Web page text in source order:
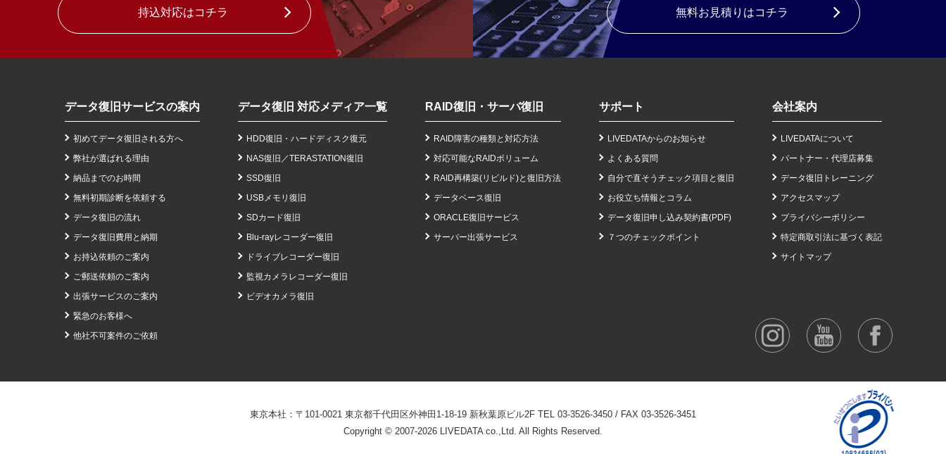
持込対応はコチラ 無料お見積りはコチラ
データ復旧サービスの案内
初めてデータ復旧される方へ
弊社が選ばれる理由
納品までのお時間
無料初期診断を依頼する
データ復旧の流れ
データ復旧費用と納期
お持込依頼のご案内
ご郵送依頼のご案内
出張サービスのご案内
緊急のお客様へ
他社不可案件のご依頼
データ復旧 対応メディア一覧
HDD復旧・ハードディスク復元
NAS復旧 ／TERASTATION復旧
SSD復旧
USBメモリ復旧
SDカード復旧
Blu-rayレコーダー復旧
ドライブレコーダー復旧
監視カメラレコーダー復旧
ビデオカメラ復旧
RAID復旧・サーバ復旧
RAID障害の種類と対応方法
対応可能なRAIDボリューム
RAID再構築(リビルド)と復旧方法
データベース復旧
ORACLE復旧サービス
サーバー出張サービス
サポート
LIVEDATAからのお知らせ
よくある質問
自分で直そうチェック項目と復旧
お役立ち情報とコラム
データ復旧申し込み契約書(PDF)
７つのチェックポイント
会社案内
LIVEDATAについて
パートナー・代理店募集
データ復旧トレーニング
アクセスマップ
プライバシーポリシー
特定商取引法に基づく表記
サイトマップ
東京本社：〒101-0021 東京都千代田区外神田1-18-19 新秋葉原ビル2F TEL 03-3526-3450 / FAX 03-3526-3451
Copyright © 2007-2026 LIVEDATA co.,Ltd. All Rights Reserved.